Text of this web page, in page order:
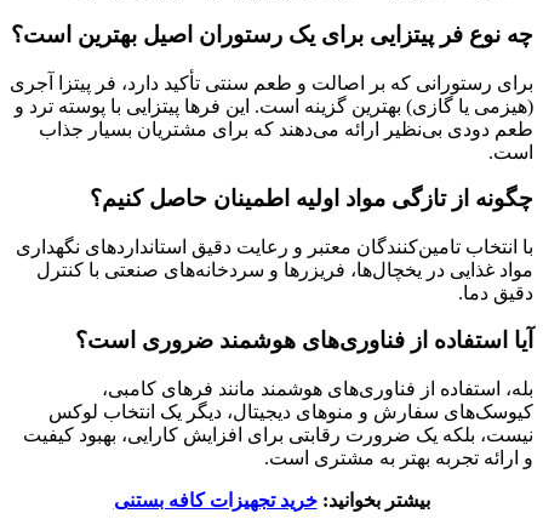
چه نوع فر پیتزایی برای یک رستوران اصیل بهترین است؟
برای رستورانی که بر اصالت و طعم سنتی تأکید دارد، فر پیتزا آجری
(هیزمی یا گازی) بهترین گزینه است. این فرها پیتزایی با پوسته ترد و
طعم دودی بی‌نظیر ارائه می‌دهند که برای مشتریان بسیار جذاب
است.
چگونه از تازگی مواد اولیه اطمینان حاصل کنیم؟
با انتخاب تامین‌کنندگان معتبر و رعایت دقیق استانداردهای نگهداری
مواد غذایی در یخچال‌ها، فریزرها و سردخانه‌های صنعتی با کنترل
دقیق دما.
آیا استفاده از فناوری‌های هوشمند ضروری است؟
بله، استفاده از فناوری‌های هوشمند مانند فرهای کامبی،
کیوسک‌های سفارش و منوهای دیجیتال، دیگر یک انتخاب لوکس
نیست، بلکه یک ضرورت رقابتی برای افزایش کارایی، بهبود کیفیت
و ارائه تجربه بهتر به مشتری است.
بیشتر بخوانید:خرید تجهیزات کافه بستنی